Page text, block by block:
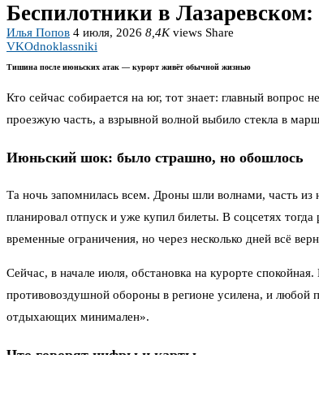
Беспилотники в Лазаревском:
Илья Попов 4 июля, 2026 8,4Kviews Share
VKOdnoklassniki
Тишина после июньских атак — курорт живёт обычной жизнью
Кто сейчас собирается на юг, тот знает: главный
проезжую часть, а взрывной волной выбило стекла в
Июньский шок: было страшно, но обошлось
Та ночь запомнилась всем. Дроны шли волнами, часть
планировал отпуск и уже купил билеты. В соцсетях
временные ограничения, но через несколько дней всё
Сейчас, в начале июля, обстановка на курорте
противовоздушной обороны в регионе усилена, и любой
отдыхающих минимален».
Что говорят цифры и карты